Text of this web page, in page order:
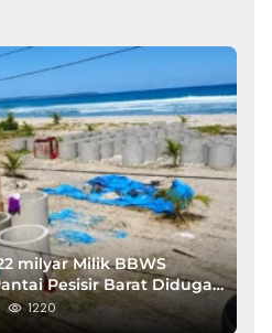
milyar Milik BBWS
Pesisir Barat Diduga
Banci
1220